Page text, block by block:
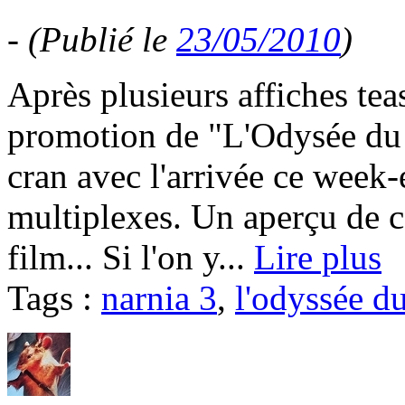
- (Publié le 23/05/2010)
Après plusieurs affiches
promotion de "L'Odysée
cran avec l'arrivée ce
multiplexes. Un aperçu de
film... Si l'on y... Lire plus
Tags : narnia 3, l'odyssée